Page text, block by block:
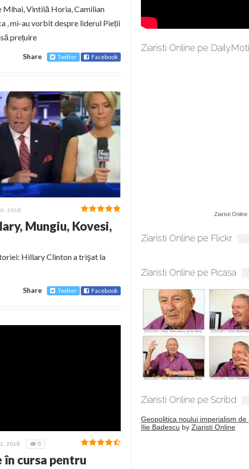
Mihai, Vintilă Horia, Camilian
, mi-au vorbit despre liderul Pieții
prețuire
Share Twitter Facebook
2016
Mungiu, Kovesi,
Hillary Clinton a trişat la
Share Twitter Facebook
2016 6
cursa pentru
Ziaristi Online pe
Ziaristi Online
Ziaristi Online pe Flickr
Ziaristi Online pe Picasa
Ziaristi Online pe Scribd
Geopolitica noului imperialism de
Ilie Badescu by Ziaristi Online